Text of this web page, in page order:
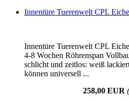
Innentüre Tuerenwelt CPL
Innentüre Tuerenwelt CPL
4-8 Wochen Röhrenspan
schlicht und zeitlos: weiß
können universell ...
258,00 EUR